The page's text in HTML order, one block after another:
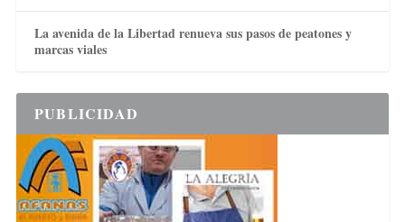
La avenida de la Libertad renueva sus pasos de peatones y
marcas viales
PUBLICIDAD